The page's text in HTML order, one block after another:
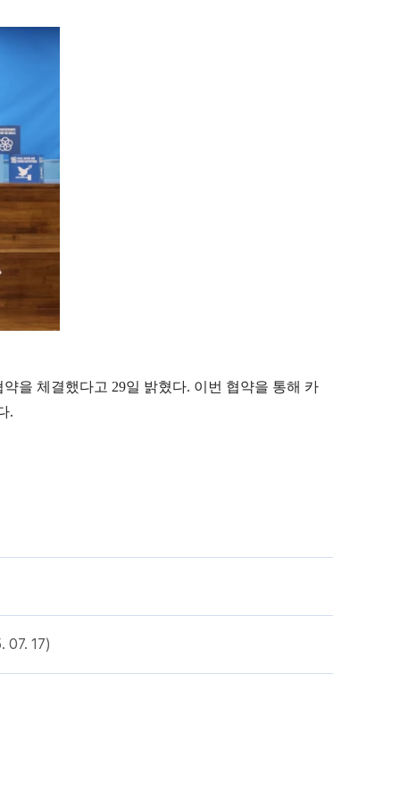
을 체결했다고 29일 밝혔다. 이번 협약을 통해 카
.
07. 17)